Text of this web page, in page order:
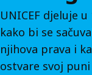
UNICEF djeluje
kako bi se
njihova prava i
ostvare svoj